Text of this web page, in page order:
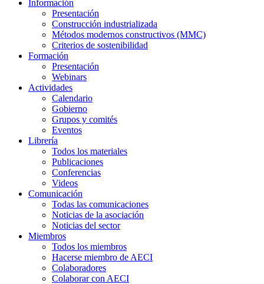
Información
Presentación
Construcción industrializada
Métodos modernos constructivos (MMC)
Criterios de sostenibilidad
Formación
Presentación
Webinars
Actividades
Calendario
Gobierno
Grupos y comités
Eventos
Librería
Todos los materiales
Publicaciones
Conferencias
Videos
Comunicación
Todas las comunicaciones
Noticias de la asociación
Noticias del sector
Miembros
Todos los miembros
Hacerse miembro de AECI
Colaboradores
Colaborar con AECI